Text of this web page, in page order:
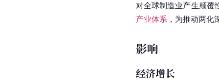
对全球制造业产生颠覆
产业体系 ，为推动两
影响
经济增长